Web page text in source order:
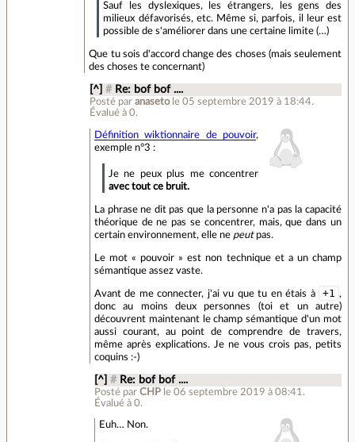
Sauf les dyslexiques, les étrangers, les gens des
milieux défavorisés, etc. Même si, parfois, il leur est
possible de s'améliorer dans une certaine limite (…)
Que tu sois d'accord change des choses (mais seulement
des choses te concernant)
[^] # Re: bof bof ....
Posté par anaseto le 05 septembre 2019 à 18:44.
Évalué à 0.
Définition wiktionnaire de pouvoir,
exemple n°3 :
Je ne peux plus me concentrer
avec tout ce bruit.
La phrase ne dit pas que la personne n'a pas la capacité
théorique de ne pas se concentrer, mais, que dans un
certain environnement, elle ne peutpas.
Le mot « pouvoir » est non technique et a un champ
sémantique assez vaste.
Avant de me connecter, j'ai vu que tu en étais à +1
,
donc au moins deux personnes (toi et un autre)
découvrent maintenant le champ sémantique d'un mot
aussi courant, au point de comprendre de travers,
même après explications. Je ne vous crois pas, petits
coquins :-)
[^] # Re: bof bof ....
Posté parCHP le 06 septembre 2019 à 08:41 .
Évalué à0.
Euh… Non.